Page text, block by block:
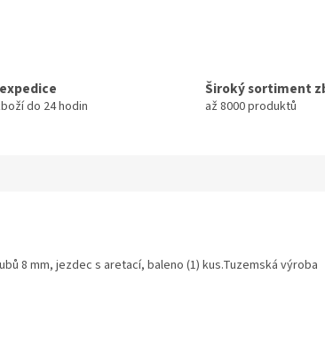
do 24 hodin
Široký sortiment
až 8000 produktů
8 mm, jezdec s aretací, baleno (1) kus.Tuzemská výroba